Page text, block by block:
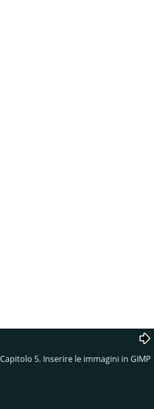
Capitolo 5. Inserire le immagini in GIMP